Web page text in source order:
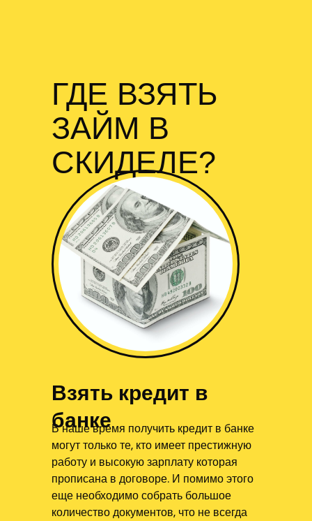
ГДЕ ВЗЯТЬ
ЗАЙМ В
СКИДЕЛЕ?
В наше время получить кредит в банке
могут только те, кто имеет престижную
работу и высокую зарплату которая
прописана в договоре. И помимо этого
еще необходимо собрать большое
количество документов, что не всегда
Взять кредит в
банке